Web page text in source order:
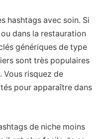
hashtags avec soin. Si
dans la restauration
génériques de type
sont très populaires
Vous risquez de
pour apparaître dans
de niche moins